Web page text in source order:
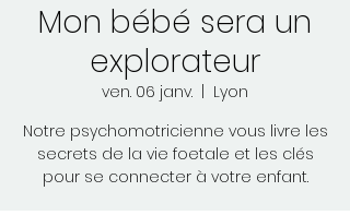
Mon bébé sera un
explorateur
ven. 06 janv.
Lyon
Notre psychomotricienne vous livre les
secrets de la vie foetale et les clés
pour se connecter à votre enfant.